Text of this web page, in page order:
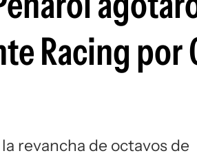
Racing por
revancha de octavos de